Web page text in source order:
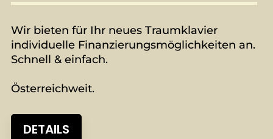
Wir bieten für Ihr neues Traumklavier
individuelle Finanzierungsmöglichkeiten an.
Schnell & einfach.
Österreichweit.
DETAILS